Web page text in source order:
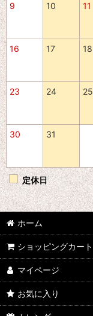
9 10 11
16 17 18
23 24 25
30 31
定休日
ホーム
ショッピングカート
マイページ
お気に入り